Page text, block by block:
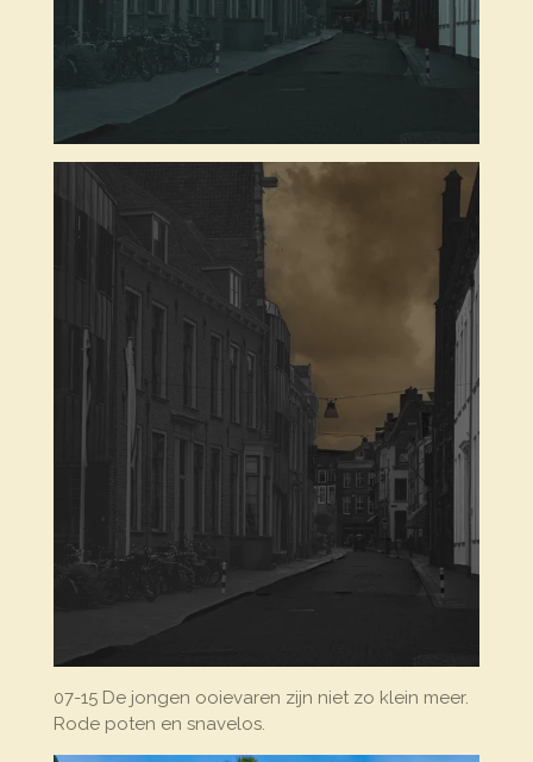
07-15 De jongen ooievaren zijn niet zo klein meer.
Rode poten en snavelos.